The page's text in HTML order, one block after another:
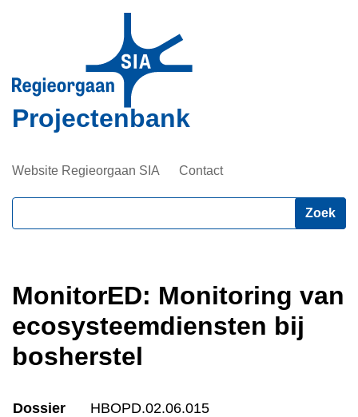
de
inhoud
gaan
Projectenbank
Website Regieorgaan SIA Contact
MonitorED: Monitoring van
ecosysteemdiensten bij
bosherstel
Dossier
HBOPD.02.06.015